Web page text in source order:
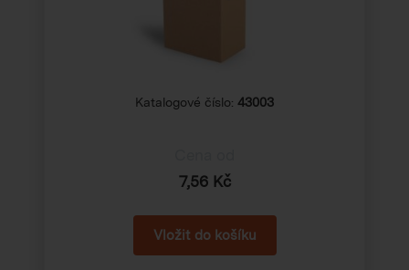
Katalogové číslo: 43003
7,56 Kč